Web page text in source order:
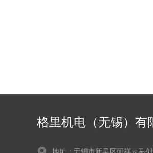
格里机电（无锡）有